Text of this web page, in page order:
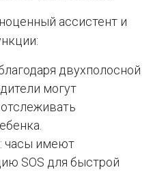
ассистент и
двухполосной
могут
: часы имеют
SOS для быстрой